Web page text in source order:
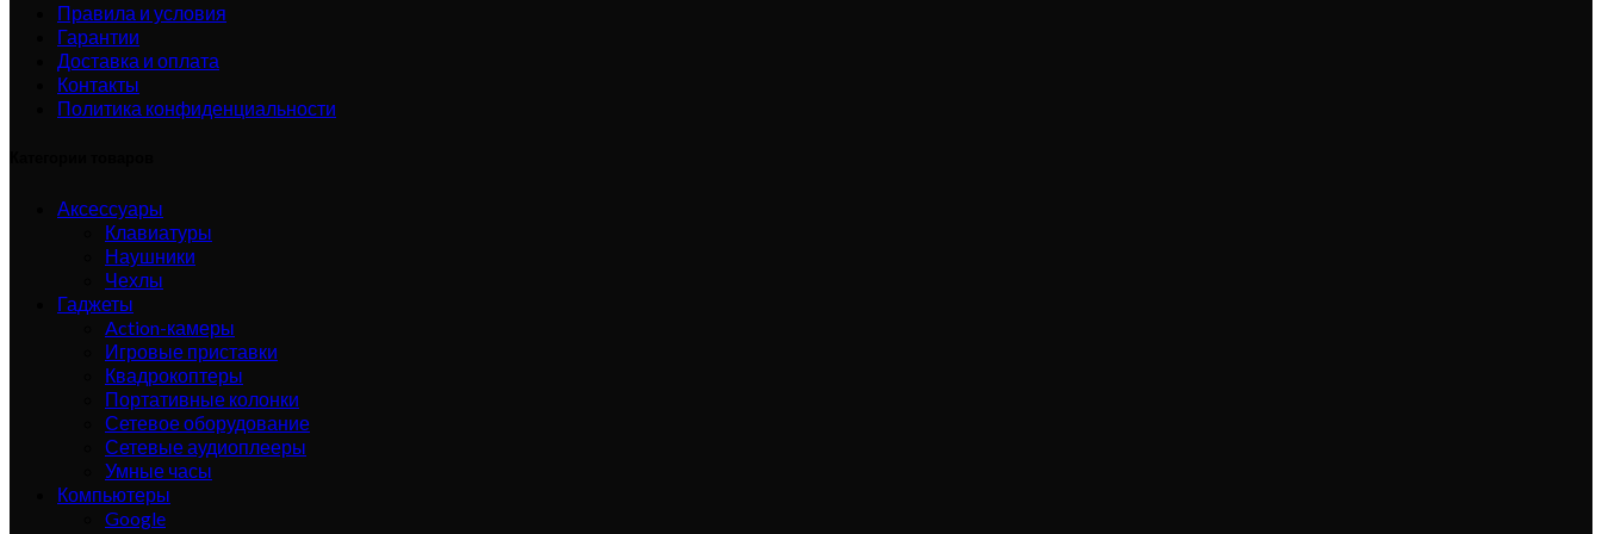
Правила и условия
Гарантии
Доставка и оплата
Контакты
Политика конфиденциальности
Аксессуары
Клавиатуры
Наушники
Чехлы
Гаджеты
Action-камеры
Игровые приставки
Квадрокоптеры
Портативные колонки
Сетевое оборудование
Сетевые аудиоплееры
Умные часы
Компьютеры
Google